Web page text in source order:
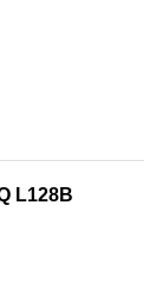
L128B